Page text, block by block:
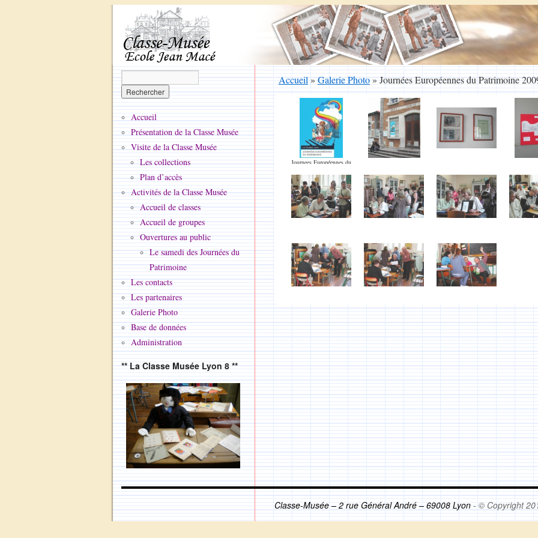
Accueil»Galerie Photo»Journées Européennes du Patrimoine
Journees Européennes du
Accueil
Présentation de la Classe Musée
Visite de la Classe Musée
Les collections
Plan d’accès
Activités de la Classe Musée
Accueil de classes
Accueil de groupes
Ouvertures au public
Le samedi des Journées du
Patrimoine
Les contacts
Les partenaires
Galerie Photo
Base de données
Administration
** La Classe Musée Lyon 8 **
Classe-Musée – 2 rue Général André – 69008 Lyon- © Copyright